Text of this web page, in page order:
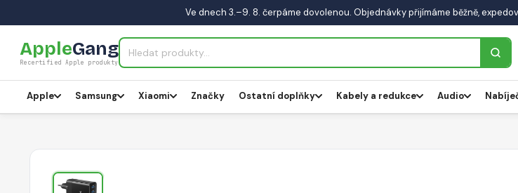
Ve dnech 3.–9. 8. čerpáme dovolenou. Objednávky přijímáme běžně,
AppleGang
Recertified Apple produkty
Apple Samsung Xiaomi Značky Ostatní doplňky Kabely a redukce Audio